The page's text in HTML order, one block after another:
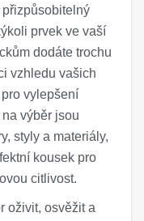
prvek ve vaší
dodáte trochu
vzhledu vašich
vylepšení
výběr jsou
styly a materiály,
kousek pro
citlivost.
oživit, osvěžit a